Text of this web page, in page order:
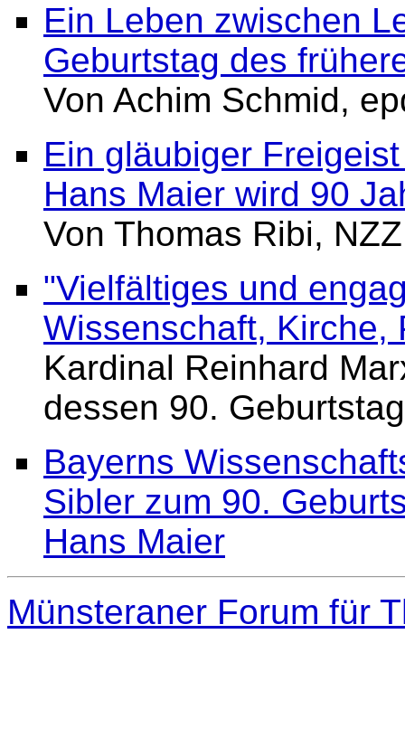
Ein Leben zwischen
Geburtstag des
Von Achim Schmid,
Ein gläubiger
Hans Maier wird 90
Von Thomas Ribi, NZZ
"Vielfältiges und
Wissenschaft, Kirche,
Kardinal Reinhard
dessen 90. Geburtstag
Bayerns
Sibler zum 90.
Hans Maier
Münsteraner Forum für